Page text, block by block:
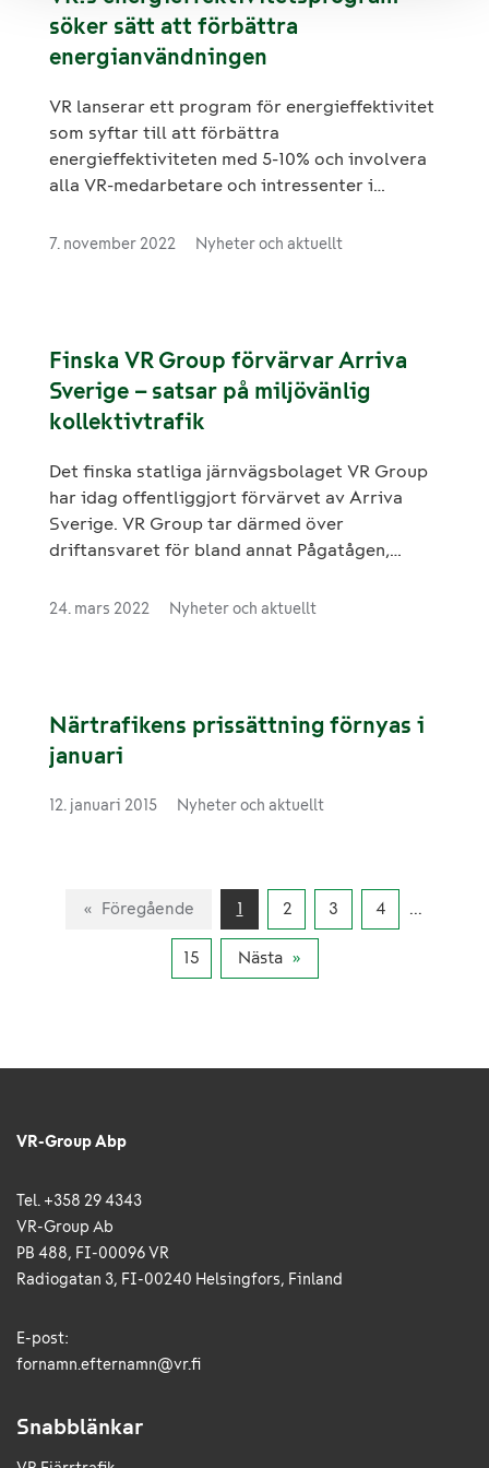
söker sätt att förbättra
energianvändningen
VR lanserar ett program för energieffektivitet
som syftar till att förbättra
energieffektiviteten med 5-10% och involvera
alla VR-medarbetare och intressenter i
ekonomiskt sätt att köra, utveckling av
7. november 2022 Nyheter och aktuellt
Finska VR Group förvärvar Arriva
Sverige – satsar på miljövänlig
kollektivtrafik
Det finska statliga järnvägsbolaget VR Group
har idag offentliggjort förvärvet av Arriva
Sverige. VR Group tar därmed över
driftansvaret för bland annat Pågatågen,
kollektivtrafiken i Stockholmsområdet redan i
24. mars 2022 Nyheter och aktuellt
Närtrafikens prissättning förnyas i
januari
12. januari 2015 Nyheter och aktuellt
Föregående 1 2 3 4 ...
15 Nästa
VR-Group Abp
Tel. +358 29 4343
VR-Group Ab
PB 488, FI-00096 VR
Radiogatan 3, FI-00240 Helsingfors, Finland
E-post:
fornamn.efternamn@vr.fi
Snabblänkar